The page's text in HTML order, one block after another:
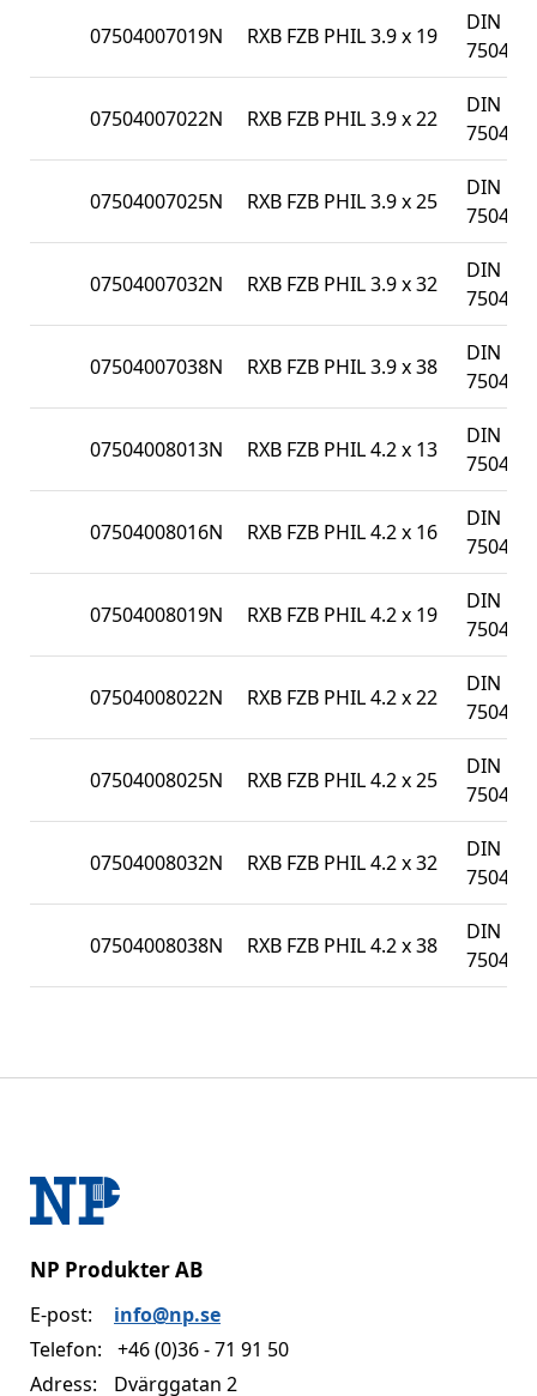
07504007019N RXB FZB PHIL 3.9 x 19
DIN
7504N
07504007022N RXB FZB PHIL 3.9 x 22
DIN
7504N
07504007025N RXB FZB PHIL 3.9 x 25
DIN
7504N
07504007032N RXB FZB PHIL 3.9 x 32
DIN
7504N
07504007038N RXB FZB PHIL 3.9 x 38
DIN
7504N
07504008013N RXB FZB PHIL 4.2 x 13
DIN
7504N
07504008016N RXB FZB PHIL 4.2 x 16
DIN
7504N
07504008019N RXB FZB PHIL 4.2 x 19
DIN
7504N
07504008022N RXB FZB PHIL 4.2 x 22
DIN
7504N
07504008025N RXB FZB PHIL 4.2 x 25
DIN
7504N
07504008032N RXB FZB PHIL 4.2 x 32
DIN
7504N
07504008038N RXB FZB PHIL 4.2 x 38
DIN
7504N
NP Produkter AB
E-post:
info@np.se
Telefon:
+46 (0)36 - 71 91 50
Adress:
Dvärggatan 2